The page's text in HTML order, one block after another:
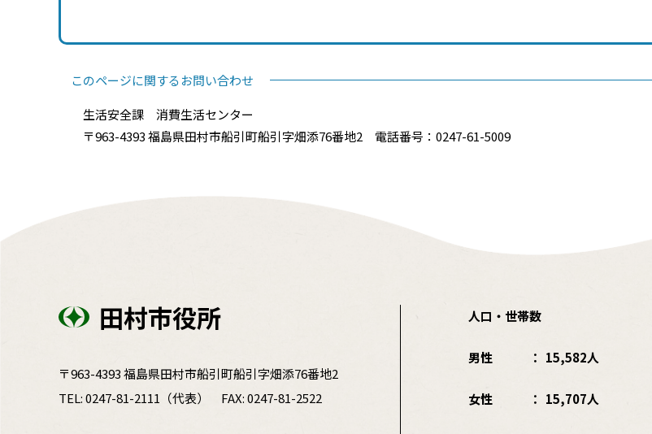
このページに関するお問い合わせ
生活安全課 消費生活センター
〒963-4393 福島県田村市船引町船引字畑添76番地2 電話番号：0247-61-5009
田村市役所
〒963-4393 福島県田村市船引町船引字畑添76番地2
TEL:0247-81-2111 （代表） FAX: 0247-81-2522
人口・世帯数
男性 15,582人
女性 15,707人